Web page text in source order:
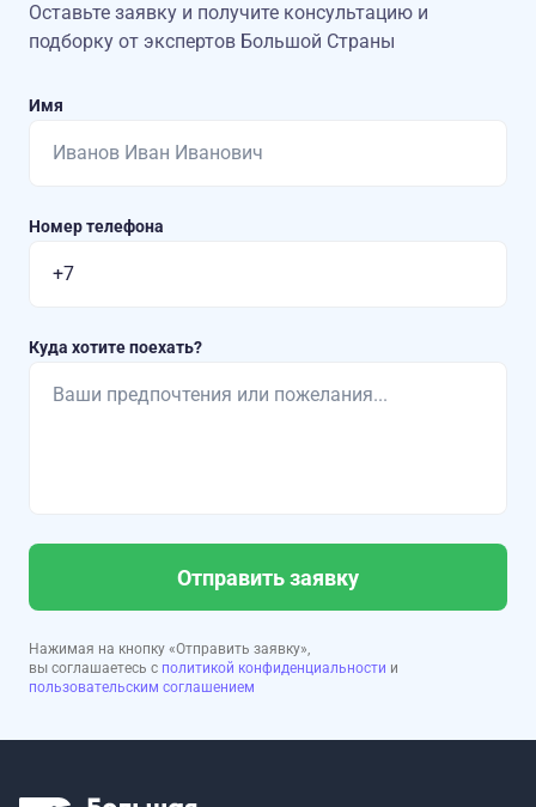
Оставьте заявку и получите консультацию и
подборку от экспертов Большой Страны
Имя
Номер телефона
Куда хотите поехать?
Отправить заявку
Нажимая на кнопку «Отправить заявку»,
вы соглашаетесь с политикой конфиденциальности и
пользовательским соглашением